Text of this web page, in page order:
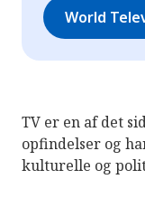
World
TV er en af det
opfindelser og
kulturelle og